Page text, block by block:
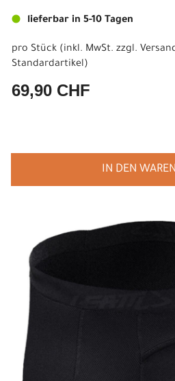
lieferbar in 5-10 Tagen
pro Stück (inkl. MwSt. zzgl.
Standardartikel)
69,90 CHF
IN DEN